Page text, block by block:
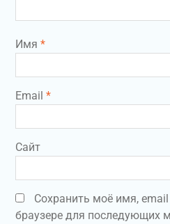
Имя *
Email *
Сайт
Сохранить моё имя,
браузере для последующих